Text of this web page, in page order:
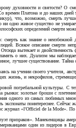
духовности и святости? О
Платона и до наших
что, возможно, смерть
одно живое существо не
определений смерти
как знание о
Всякое описание смерти
вытекает и
о них. Дуализм мы
лучшее существование. Тайна
на учении своего учителя,
жизнь, и некрофилов,
погребальной культуры.
рынки: золотые броши с
одного из самых любимых
поинтереснее.
«l'Officiel de la Mode». По
призраков». Манекенщицы
один из лидеров в